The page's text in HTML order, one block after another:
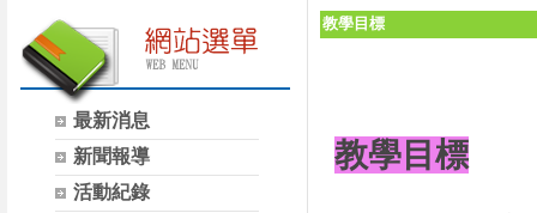
號）。三、參加對象：全國技專校院執行選
才專案業務師長、技高師長及縣市政府教育
局（處）相關人員。四、報名期限：即日起
至115年7月28日（星期二）止。名額額滿時
將提前關閉報名系統。五、報名網址：
https://forms.gle/C9xgA6qKetTzPfMa6六、
相關資訊請參閱附件實施計畫。
教師。（三）
日（星期四）
年8月5日（
最新消息
新聞報導
活動紀錄
教學目標
教學目標